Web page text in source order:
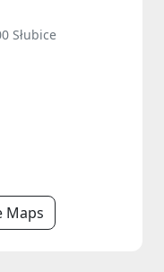
Słubice
Maps